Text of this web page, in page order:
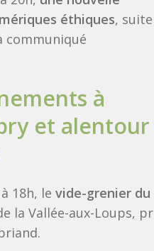
éthiques, suite
communiqué
à
et alentour
18h, le vide-grenier du
la Vallée-aux-Loups,